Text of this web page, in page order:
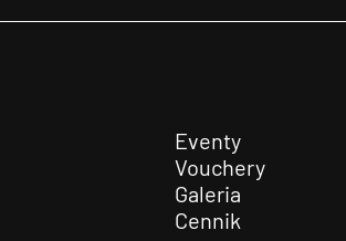
Eventy
Vouchery
Galeria
Cennik